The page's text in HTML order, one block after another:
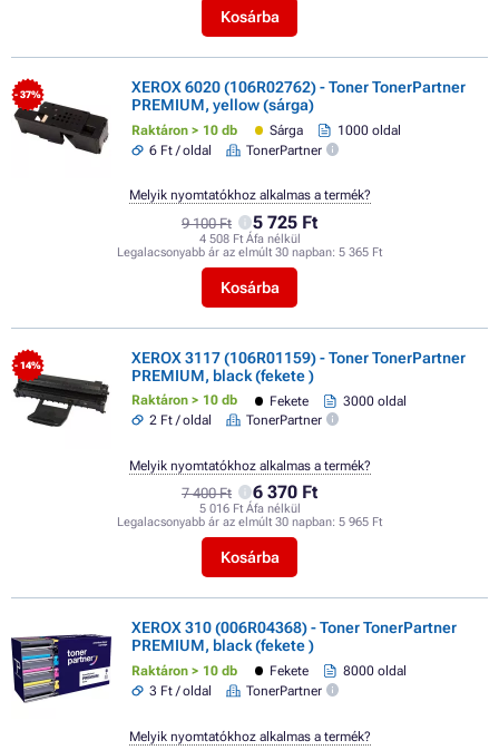
Kosárba
- 37%
XEROX 6020 (106R02762) - Toner TonerPartner
PREMIUM, yellow (sárga)
Raktáron > 10 db Sárga
1000 oldal
6 Ft / oldal
TonerPartner
9 100 Ft 5 725 Ft
4 508 Ft Áfa nélkül
Legalacsonyabb ár az elmúlt 30 napban: 5 365 Ft
Kosárba
Melyik nyomtatókhoz alkalmas a termék?
- 14%
XEROX 3117 (106R01159) - Toner TonerPartner
PREMIUM, black (fekete )
Raktáron > 10 db Fekete
3000 oldal
2 Ft / oldal
TonerPartner
7 400 Ft 6 370 Ft
5 016 Ft Áfa nélkül
Legalacsonyabb ár az elmúlt 30 napban: 5 965 Ft
Kosárba
Melyik nyomtatókhoz alkalmas a termék?
XEROX 310 (006R04368) - Toner TonerPartner
PREMIUM, black (fekete )
Raktáron > 10 db Fekete
8000 oldal
3 Ft / oldal
TonerPartner
Melyik nyomtatókhoz alkalmas a termék?